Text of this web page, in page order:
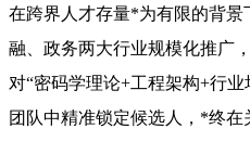
在跨界人才存量*为有限的背
融、政务两大行业规模化推广
对“密码学理论+工程架构+行
团队中精准锁定候选人，*终在